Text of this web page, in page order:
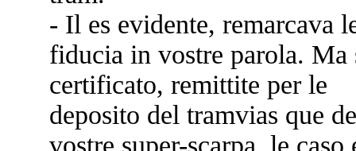
- Il es evidente, remarcava
fiducia in vostre parola. Ma
certificato, remittite per le
deposito del tramvias que
vostre super-scarpa, le